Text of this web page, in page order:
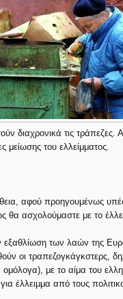
διαχρονικά τις τράπεζες.
μείωσης του ελλείμματος.
αφού προηγουμένως
ασχολούμαστε με το
των λαών της
οι τραπεζογκάγκστερς,
με το αίμα του
έλλειμμα από τους